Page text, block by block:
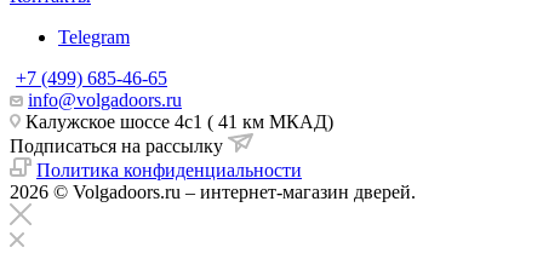
Telegram
+7 (499) 685-46-65
info@volgadoors.ru
Калужское шоссе 4с1 ( 41 км МКАД)
Подписаться на рассылку
Политика конфиденциальности
2026 © Volgadoors.ru – интернет-магазин дверей.